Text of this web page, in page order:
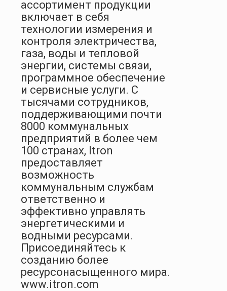
ассортимент продукции
включает в себя
технологии измерения и
контроля электричества,
газа, воды и тепловой
энергии, системы связи,
программное обеспечение
и сервисные услуги. С
тысячами сотрудников,
поддерживающими почти
8000 коммунальных
предприятий в более чем
100 странах, Itron
предоставляет
возможность
коммунальным службам
ответственно и
эффективно управлять
энергетическими и
водными ресурсами.
Присоединяйтесь к
созданию более
ресурсонасыщенного мира.
www.itron.com